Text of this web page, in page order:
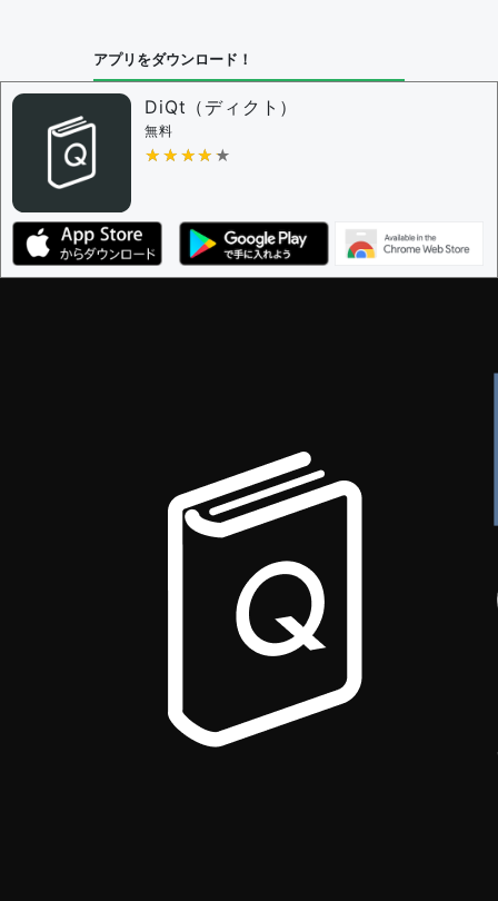
アプリをダウンロード！
DiQt（ディクト）
無料
★★★★★
★★★★★